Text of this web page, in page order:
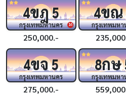
16
4ขฎ5
กรุงเทพมหานคร
250,000.-
4ขณ
กรุงเทพมหา
4ขจ5
กรุงเทพมหานคร
275,000.-
8กษ
กรุงเทพมหา